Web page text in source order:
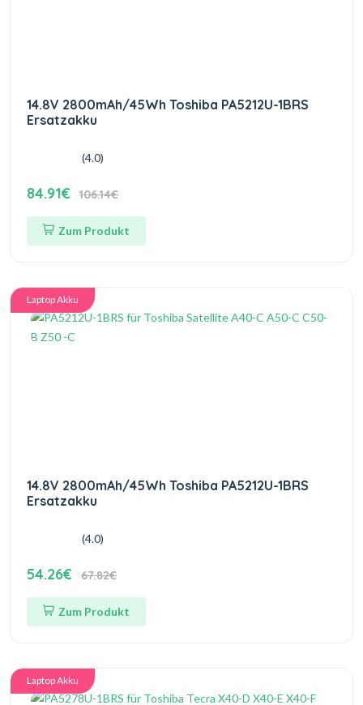
14.8V 2800mAh/45Wh Toshiba PA5212U-1BRS
Ersatzakku
(4.0)
84.91€ 106.14€
Zum Produkt
Laptop Akku
14.8V 2800mAh/45Wh Toshiba PA5212U-1BRS
Ersatzakku
(4.0)
54.26€ 67.82€
Zum Produkt
Laptop Akku